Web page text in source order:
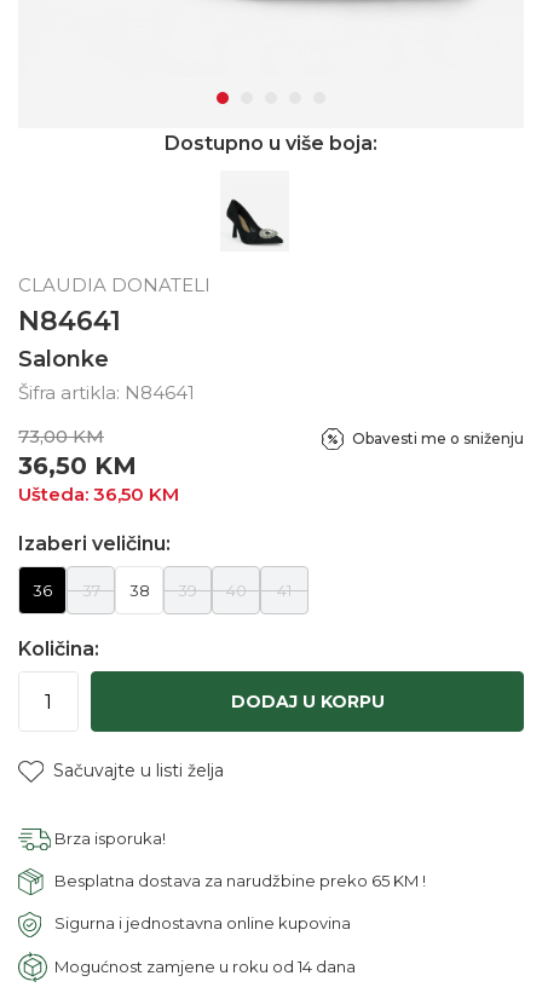
Dostupno u više boja:
CLAUDIA DONATELI
N84641
Salonke
Šifra artikla: N84641
73,00 KM
36,50 KM
Ušteda: 36,50 KM
Obavesti me o sniženju
Izaberi veličinu:
36 37 38 39 40 41
Količina:
DODAJ U KORPU
Sačuvajte u listi želja
Brza isporuka!
Besplatna dostava za narudžbine preko 65 KM !
Sigurna i jednostavna online kupovina
Mogućnost zamjene u roku od 14 dana